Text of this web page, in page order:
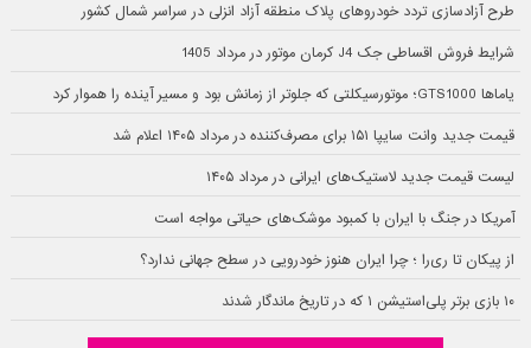
طرح آزادسازی تردد خودروهای پلاک منطقه آزاد انزلی در سراسر شمال کشور
شرایط فروش اقساطی جک J4 کرمان موتور در مرداد 1405
یاماها GTS1000؛ موتورسیکلتی که جلوتر از زمانش بود و مسیر آینده را هموار کرد
قیمت جدید وانت سایپا ۱۵۱ برای مصرف‌کننده در مرداد ۱۴۰۵ اعلام شد
لیست قیمت جدید لاستیک‌های ایرانی در مرداد ۱۴۰۵
آمریکا در جنگ با ایران با کمبود موشک‌های حیاتی مواجه است
از پیکان تا ری‌را ؛ چرا ایران هنوز خودرویی در سطح جهانی ندارد؟
۱۰ بازی برتر پلی‌استیشن ۱ که در تاریخ ماندگار شدند